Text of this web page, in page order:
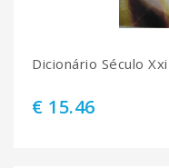
Dicionário Século Xxi
€ 15.46